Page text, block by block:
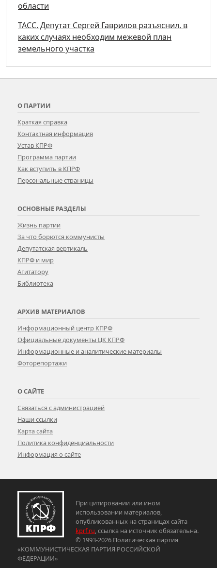
области
ТАСС. Депутат Сергей Гаврилов разъяснил, в
каких случаях необходим межевой план
земельного участка
О ПАРТИИ
Краткая справка
Контактная информация
Устав КПРФ
Программа партии
Как вступить в КПРФ
Персональные страницы
ОСНОВНЫЕ РАЗДЕЛЫ
Жизнь партии
За что борются коммунисты
Депутатская вертикаль
КПРФ и мир
Агитатору
Библиотека
АРХИВ МАТЕРИАЛОВ
Информационный центр КПРФ
Официальные документы ЦК КПРФ
Информационные и аналитические материалы
Фоторепортажи
О САЙТЕ
Связаться с администрацией
Наши ссылки
Карта сайта
Политика конфиденциальности
Информация о сайте
При цитировании или ином
использовании материалов,
опубликованных на страницах сайта
kprf.ru, ссылка на источник обязательна.
© 1993-2026 Политическая партия
«КОММУНИСТИЧЕСКАЯ ПАРТИЯ РОССИЙСКОЙ
ФЕДЕРАЦИИ»